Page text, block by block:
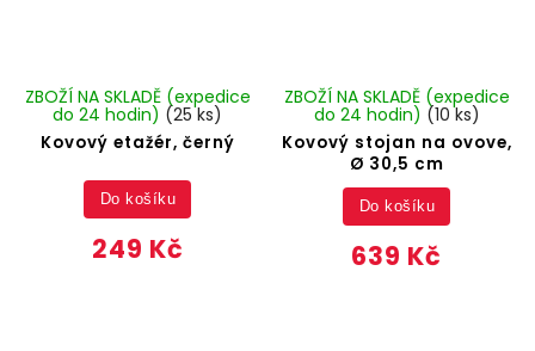
Kovový etažér, černý
ZBOŽÍ NA SKLADĚ (expedice
do 24 hodin) (25 ks)
249 Kč
Do košíku
Kovový stojan na ovove,
Ø 30,5 cm
ZBOŽÍ NA SKLADĚ (expedice
do 24 hodin) (10 ks)
639 Kč
Do košíku